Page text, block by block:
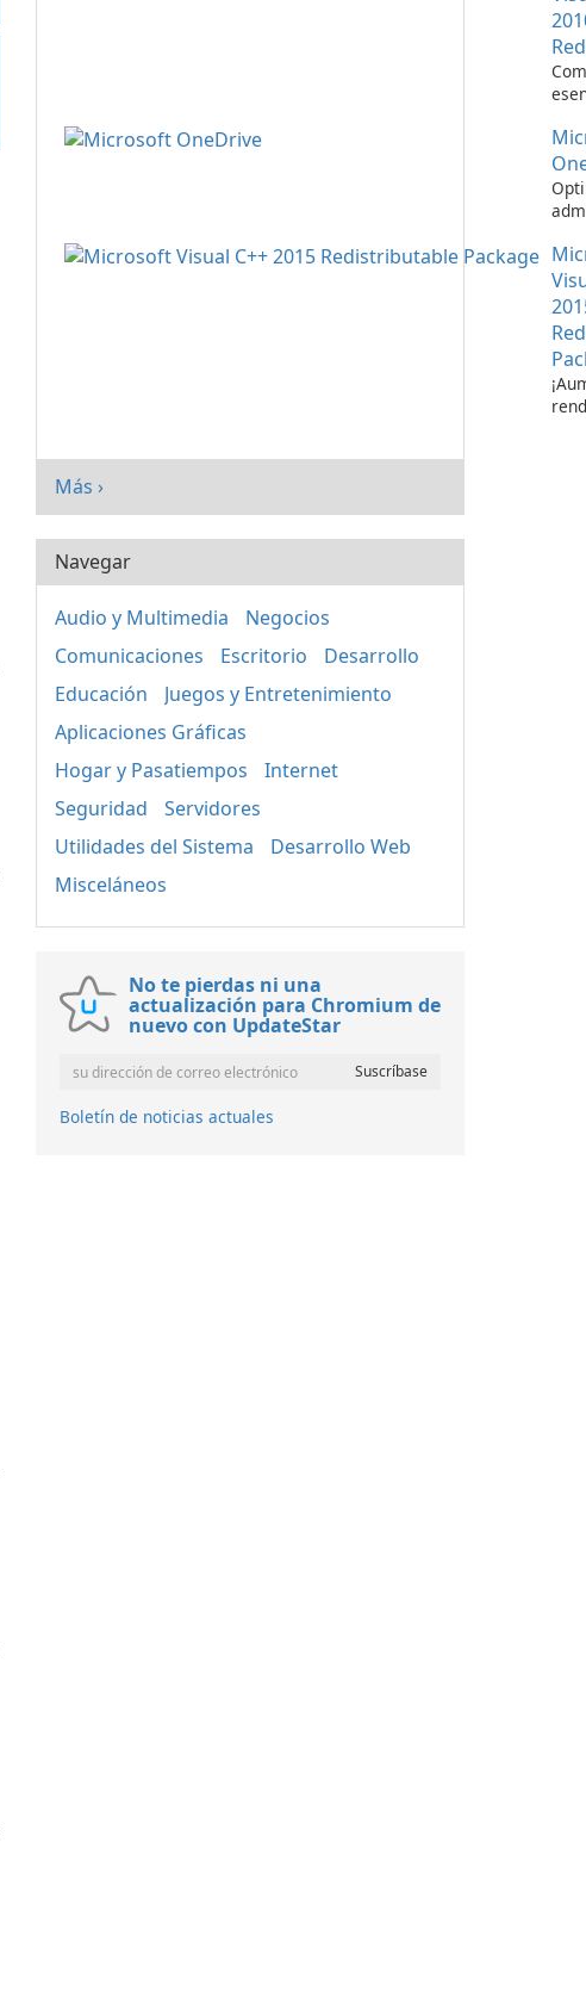
Más ›
Navegar
Audio y Multimedia
Negocios
Comunicaciones
Escritorio
Desarrollo
Educación
Juegos y Entretenimiento
Aplicaciones Gráficas
Hogar y Pasatiempos
Internet
Seguridad
Servidores
Utilidades del Sistema
Desarrollo Web
Misceláneos
No te pierdas ni una
actualización para Chromium de
nuevo con UpdateStar
Boletín de noticias actuales